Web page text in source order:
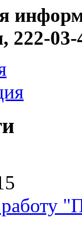
222-03-